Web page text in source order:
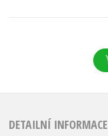
DETAILNÍ INFORMACE